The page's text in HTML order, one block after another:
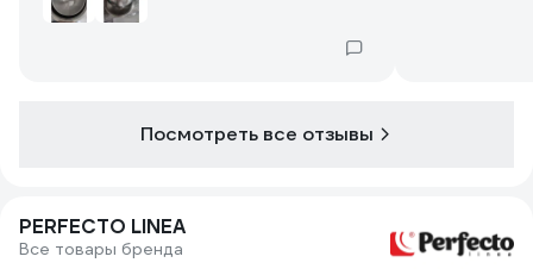
Посмотреть все отзывы
PERFECTO LINEA
Все товары бренда